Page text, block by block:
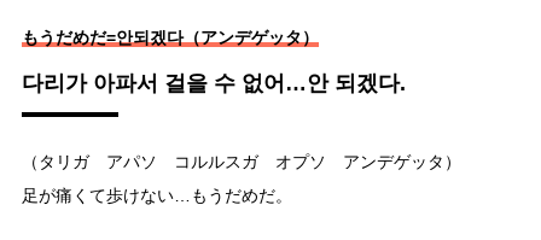
もうだめだ=안되겠다（アンデゲッタ）
다리가 아파서 걸을 수 없어…안 되겠다.
（タリガ アパソ コルルスガ オプソ アンデゲッタ）
足が痛くて歩けない…もうだめだ。